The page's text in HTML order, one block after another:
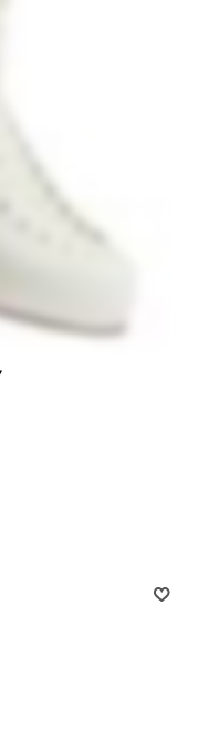
AU PANIER